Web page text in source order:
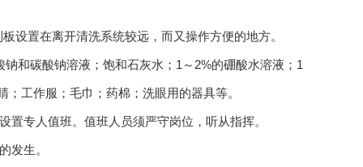
设置在离开清洗系统较远，而又操作方便的地方。
和碳酸钠溶液；饱和石灰水；1～2%的硼酸水溶液；1
工作服；毛巾；药棉；洗眼用的器具等。
专人值班。值班人员须严守岗位，听从指挥。
发生。